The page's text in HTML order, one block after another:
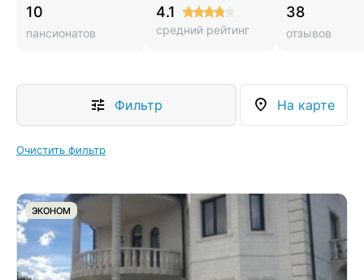
10
пансионатов
4.1
средний рейтинг
38
отзывов
Фильтр На карте
Очистить фильтр
ЭКОНОМ